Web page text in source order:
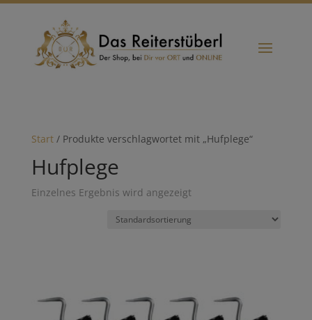
Start/ Produkte verschlagwortet mit „Hufplege“
Hufplege
Einzelnes Ergebnis wird angezeigt